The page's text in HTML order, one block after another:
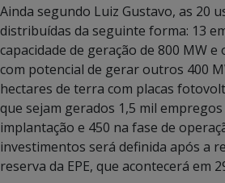
Ainda segundo Luiz Gustavo, as 20
distribuídas da seguinte forma: 13
capacidade de geração de 800 MW
com potencial de gerar outros 400
hectares de terra com placas
que sejam gerados 1,5 mil
implantação e 450 na fase de
investimentos será definida após a
reserva da EPE, que acontecerá em